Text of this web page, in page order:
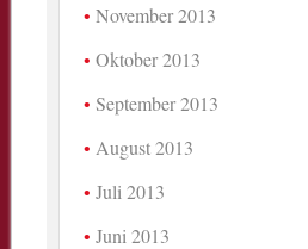
November 2013
Oktober 2013
September 2013
August 2013
Juli 2013
Juni 2013